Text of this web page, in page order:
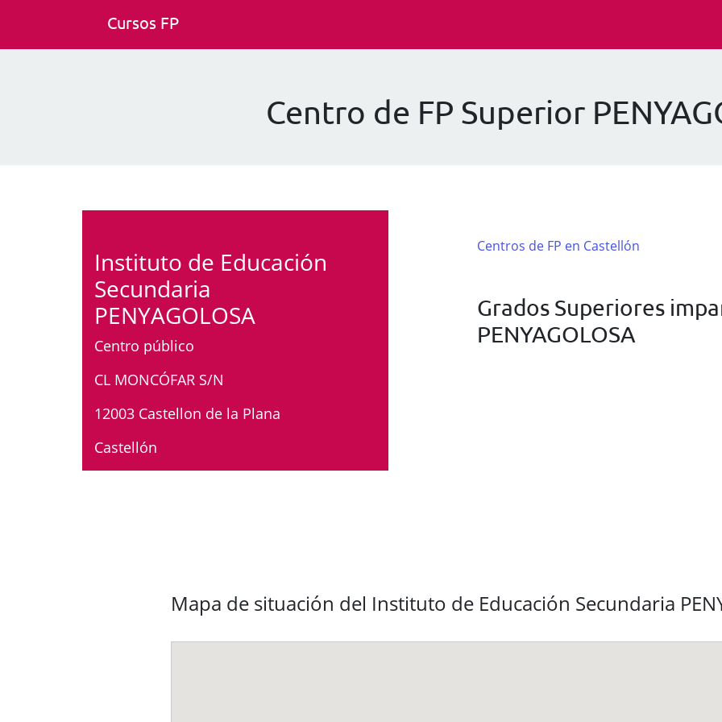
Cursos FP
Centro de FP Superior
Instituto de Educación
Secundaria
PENYAGOLOSA
Centro público
CL MONCÓFAR S/N
12003 Castellon de la Plana
Castellón
Centros de FP en Castellón
Grados Superiores
PENYAGOLOSA
Mapa de situación del Instituto de Educación Secundaria